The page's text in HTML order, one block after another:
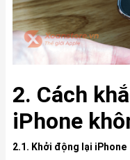
2. Cách
iPhone
2.1. Khởi động lại iPhone